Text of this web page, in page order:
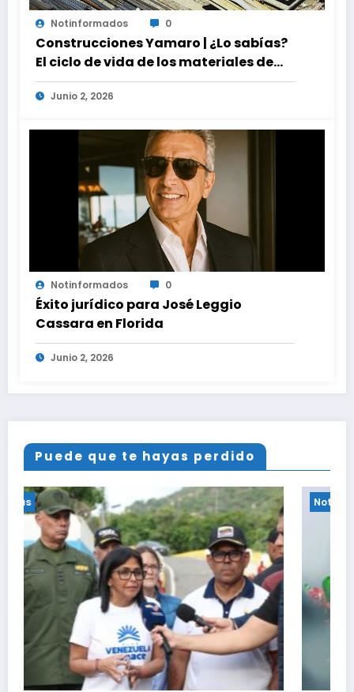
Notinformados 0
Construcciones Yamaro | ¿Lo sabías?
El ciclo de vida de los materiales de
construcción revoluciona eficiencia
en proyectos modernos
Junio 2, 2026
Notinformados 0
Éxito jurídico para José Leggio
Cassara en Florida
Junio 2, 2026
Puede que te hayas perdido
Noticias